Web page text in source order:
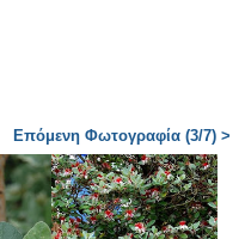
Επόμενη Φωτογραφία (3/7) >